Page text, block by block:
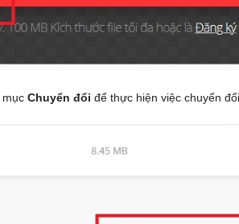
Chuyển đổi để thực hiện việc chuyển